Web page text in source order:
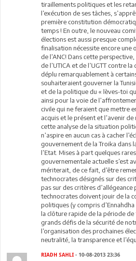
tiraillements politiques et les
l’exécution de ses tâches,
première constitution
temps ! En outre, le nouveau
élections est aussi presque
finalisation nécessite encore une
de l’ANC! Dans cette
de l’UTICA et de l’UGTT contre
déplu remarquablement à
souhaiteraient gouverner la
et de la politique du « lèves-toi
ainsi pour la voie de
civile qui ne feraient que mettre
acquis et le présent et l’avenir
cette analyse de la situation
n’aspire en aucun cas à cacher
gouvernement de la Troika dans
l’Etat. Mises à part quelques
gouvernementale actuelle s’est
mériterait, de ce fait, d’être
technocrates désignés sur des
pas sur des critères d’allégeance
technocrates doivent jouir de la
politiques (y compris
la clôture rapide de la période
grands défis de la sécurité de
l’organisation des prochaines
neutralité, la transparence et
RIADH SAHLI - 10-08-2013 23:36